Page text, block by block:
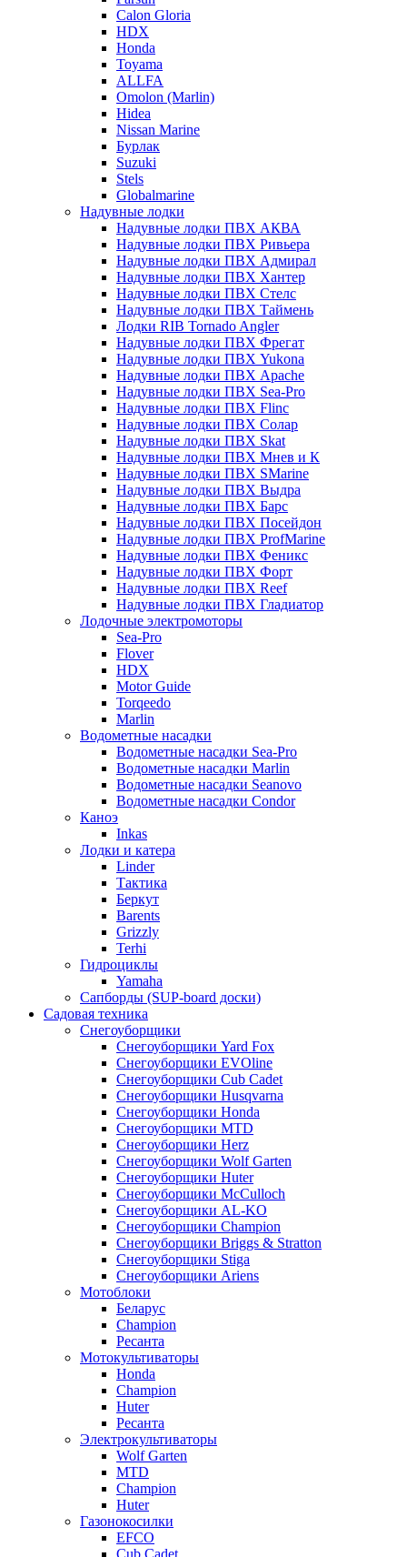
Calon Gloria
HDX
Honda
Toyama
ALLFA
Omolon (Marlin)
Hidea
Nissan Marine
Бурлак
Suzuki
Stels
Globalmarine
Надувные лодки
Надувные лодки ПВХ АКВА
Надувные лодки ПВХ Ривьера
Надувные лодки ПВХ Адмирал
Надувные лодки ПВХ Хантер
Надувные лодки ПВХ Стелс
Надувные лодки ПВХ Таймень
Лодки RIB Tornado Angler
Надувные лодки ПВХ Фрегат
Надувные лодки ПВХ Yukona
Надувные лодки ПВХ Apache
Надувные лодки ПВХ Sea-Pro
Надувные лодки ПВХ Flinc
Надувные лодки ПВХ Солар
Надувные лодки ПВХ Skat
Надувные лодки ПВХ Мнев и К
Надувные лодки ПВХ SMarine
Надувные лодки ПВХ Выдра
Надувные лодки ПВХ Барс
Надувные лодки ПВХ Посейдон
Надувные лодки ПВХ ProfMarine
Надувные лодки ПВХ Феникс
Надувные лодки ПВХ Форт
Надувные лодки ПВХ Reef
Надувные лодки ПВХ Гладиатор
Лодочные электромоторы
Sea-Pro
Flover
HDX
Motor Guide
Torqeedo
Marlin
Водометные насадки
Водометные насадки Sea-Pro
Водометные насадки Marlin
Водометные насадки Seanovo
Водометные насадки Condor
Каноэ
Inkas
Лодки и катера
Linder
Тактика
Беркут
Barents
Grizzly
Terhi
Гидроциклы
Yamaha
Сапборды (SUP-board доски)
Садовая техника
Снегоуборщики
Снегоуборщики Yard Fox
Снегоуборщики EVOline
Снегоуборщики Cub Cadet
Снегоуборщики Husqvarna
Снегоуборщики Honda
Снегоуборщики MTD
Снегоуборщики Herz
Снегоуборщики Wolf Garten
Снегоуборщики Huter
Снегоуборщики McCulloch
Снегоуборщики AL-KO
Снегоуборщики Champion
Снегоуборщики Briggs & Stratton
Снегоуборщики Stiga
Снегоуборщики Ariens
Мотоблоки
Беларус
Champion
Ресанта
Мотокультиваторы
Honda
Champion
Huter
Ресанта
Электрокультиваторы
Wolf Garten
MTD
Champion
Huter
Газонокосилки
EFCO
Cub Cadet